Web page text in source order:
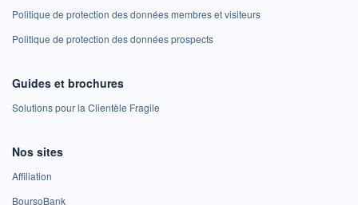
Politique de protection des données membres et visiteurs
Politique de protection des données prospects
Guides et brochures
Solutions pour la Clientèle Fragile
Nos sites
Affiliation
BoursoBank